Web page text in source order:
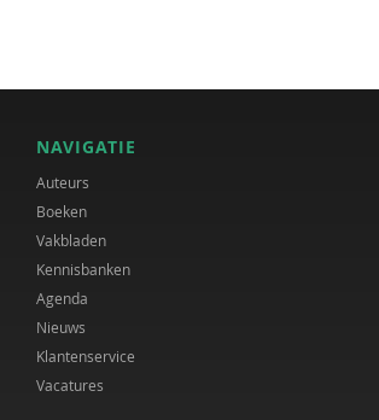
NAVIGATIE
Auteurs
Boeken
Vakbladen
Kennisbanken
Agenda
Nieuws
Klantenservice
Vacatures